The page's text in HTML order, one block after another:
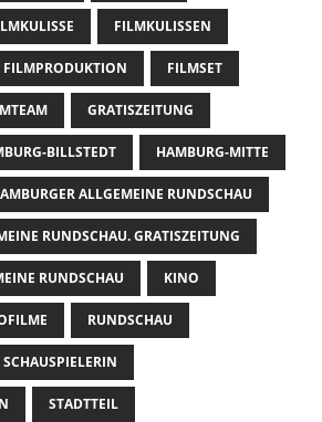
FILMKULISSEN
FILMPRODUKTION FILMSET
GRATISZEITUNG
BILLSTEDT HAMBURG-MITTE
ALLGEMEINE RUNDSCHAU
RUNDSCHAU. GRATISZEITUNG
RUNDSCHAU KINO
RUNDSCHAU
SCHAUSPIELERIN
STADTTEIL